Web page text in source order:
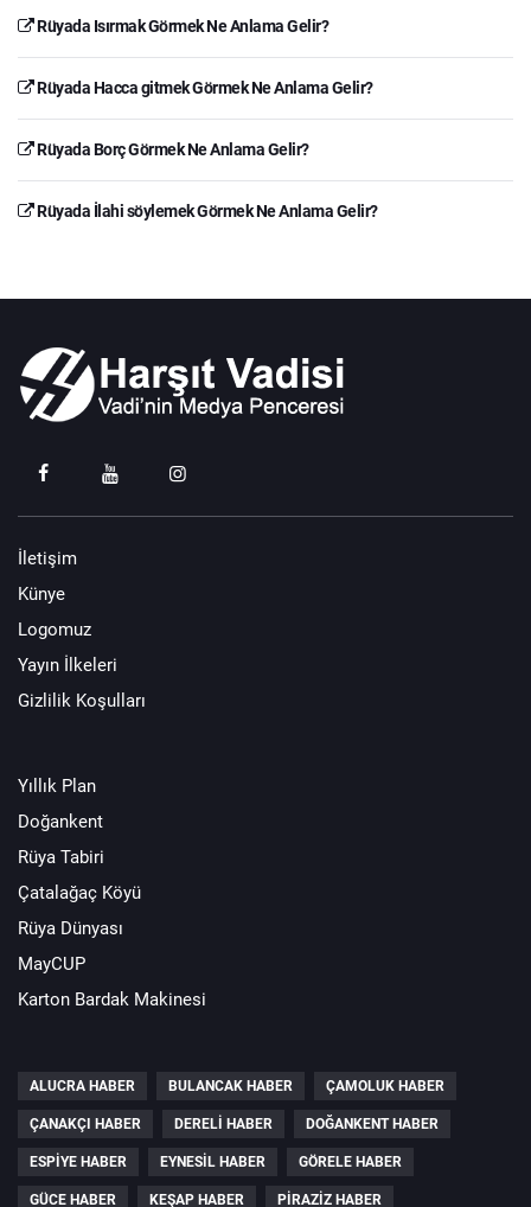
Rüyada Isırmak Görmek Ne Anlama Gelir?
Rüyada Hacca gitmek Görmek Ne Anlama Gelir?
Rüyada Borç Görmek Ne Anlama Gelir?
Rüyada İlahi söylemek Görmek Ne Anlama Gelir?
İletişim
Künye
Logomuz
Yayın İlkeleri
Gizlilik Koşulları
Yıllık Plan
Doğankent
Rüya Tabiri
Çatalağaç Köyü
Rüya Dünyası
MayCUP
Karton Bardak Makinesi
ALUCRA HABER BULANCAK HABER ÇAMOLUK HABER
ÇANAKÇI HABER DERELI HABER DOĞANKENT HABER
ESPIYE HABER EYNESIL HABER GÖRELE HABER
GÜCE HABER KEŞAP HABER PIRAZIZ HABER